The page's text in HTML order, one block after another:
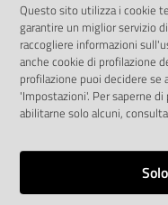
Privacy Policy
Attuazione Misure PNRR
Liste di Attesa
ENTI, IMPRESE E
Fatturazione Elettronica
Richiesta Patrocinio
Questo sito utilizza i cookie
garantire un miglior servizio
raccogliere informazioni
anche cookie di profilazione
profilazione puoi decidere se
'Impostazioni'. Per saperne
abilitarne solo alcuni,